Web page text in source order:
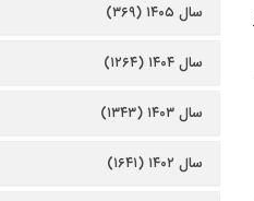
سال ۱۴۰۵ (۳۶۹)
سال ۱۴۰۴ (۱۲۶۴)
سال ۱۴۰۳ (۱۳۴۳)
سال ۱۴۰۲ (۱۶۴۱)